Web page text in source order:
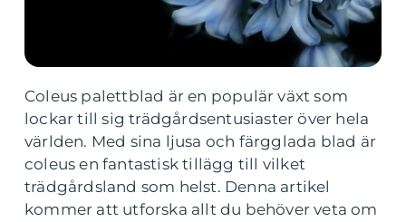
Coleus palettblad är en populär växt som
lockar till sig trädgårdsentusiaster över hela
världen. Med sina ljusa och färgglada blad är
coleus en fantastisk tillägg till vilket
trädgårdsland som helst. Denna artikel
kommer att utforska allt du behöver veta om